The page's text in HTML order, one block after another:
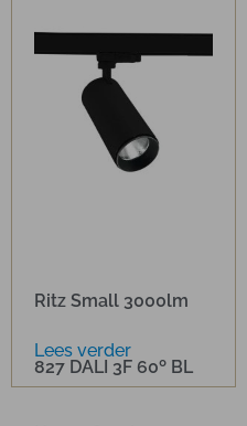
Ritz Small 3000lm
827 DALI 3F 60º BL
Lees verder